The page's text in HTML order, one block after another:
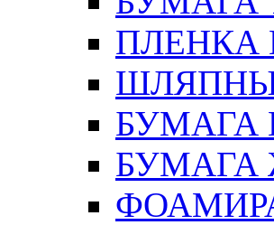
ПЛЕНКА
БУМАГА
БУМАГА